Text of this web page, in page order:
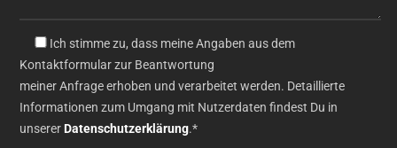
Ich stimme zu, dass meine Angaben aus dem
Kontaktformular zur Beantwortung
meiner Anfrage erhoben und verarbeitet werden. Detaillierte
Informationen zum Umgang mit Nutzerdaten findest Du in
unserer Datenschutzerklärung.*